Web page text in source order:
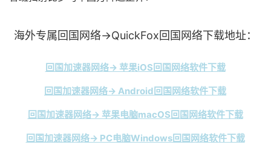
海外专属回国网络→QuickFox回国网络下载地址：
回国加速器网络→ 苹果iOS回国网络软件下载
回国加速器网络→ Android回国网络软件下载
回国加速器网络→ 苹果电脑macOS回国网络软件下载
回国加速器网络→ PC电脑Windows回国网络软件下载